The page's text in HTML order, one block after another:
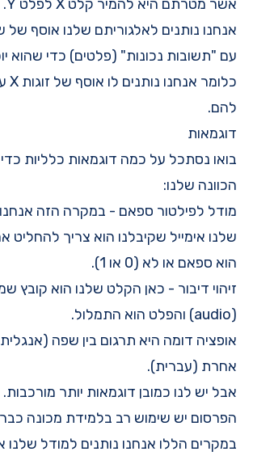
אשר מטרתם היא להמיר קלט X לפלט Y.
אנחנו נותנים לאלגוריתם שלנו אוסף
עם "תשובות נכונות" (פלטים) כדי שהוא
להם.
דוגמאות
בואו נסתכל על כמה דוגמאות כלליות
הכוונה שלנו:
מודל לפילטור ספאם - במקרה הזה אנחנו
שלנו אימייל שקיבלנו הוא צריך להחליט
הוא ספאם או לא (0 או 1).
זיהוי דיבור - כאן הקלט שלנו הוא קובץ
(audio) והפלט הוא התמלול.
אופציה דומה היא תרגום בין שפה
אחרת (עברית).
אבל יש לנו כמובן דוגמאות יותר
הפרסום יש שימוש רב בלמידת מכונה
במקרים הללו אנחנו נותנים למודל